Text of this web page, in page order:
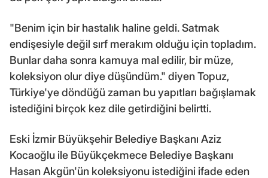
"Benim için bir hastalık haline geldi. Satmak
endişesiyle değil sırf merakım olduğu için topladım.
Bunlar daha sonra kamuya mal edilir, bir müze,
koleksiyon olur diye düşündüm." diyen Topuz,
Türkiye'ye döndüğü zaman bu yapıtları bağışlamak
istediğini birçok kez dile getirdiğini belirtti.
Eski İzmir Büyükşehir Belediye Başkanı Aziz
Kocaoğlu ile Büyükçekmece Belediye Başkanı
Hasan Akgün'ün koleksiyonu istediğini ifade eden